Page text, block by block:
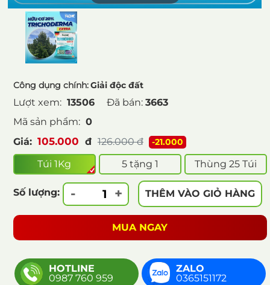
Công dụng chính:Giải độc đất
Lượt xem: 13506Đã bán: 3663
Mã sản phẩm: 0
Giá: 105.000 đ 126.000đ -21.000
Túi 1Kg 5 tặng 1 Thùng 25 Túi
Số lượng: - + THÊM VÀO GIỎ HÀNG
MUA NGAY
HOTLINE
0987 760 959
ZALO
0365151172